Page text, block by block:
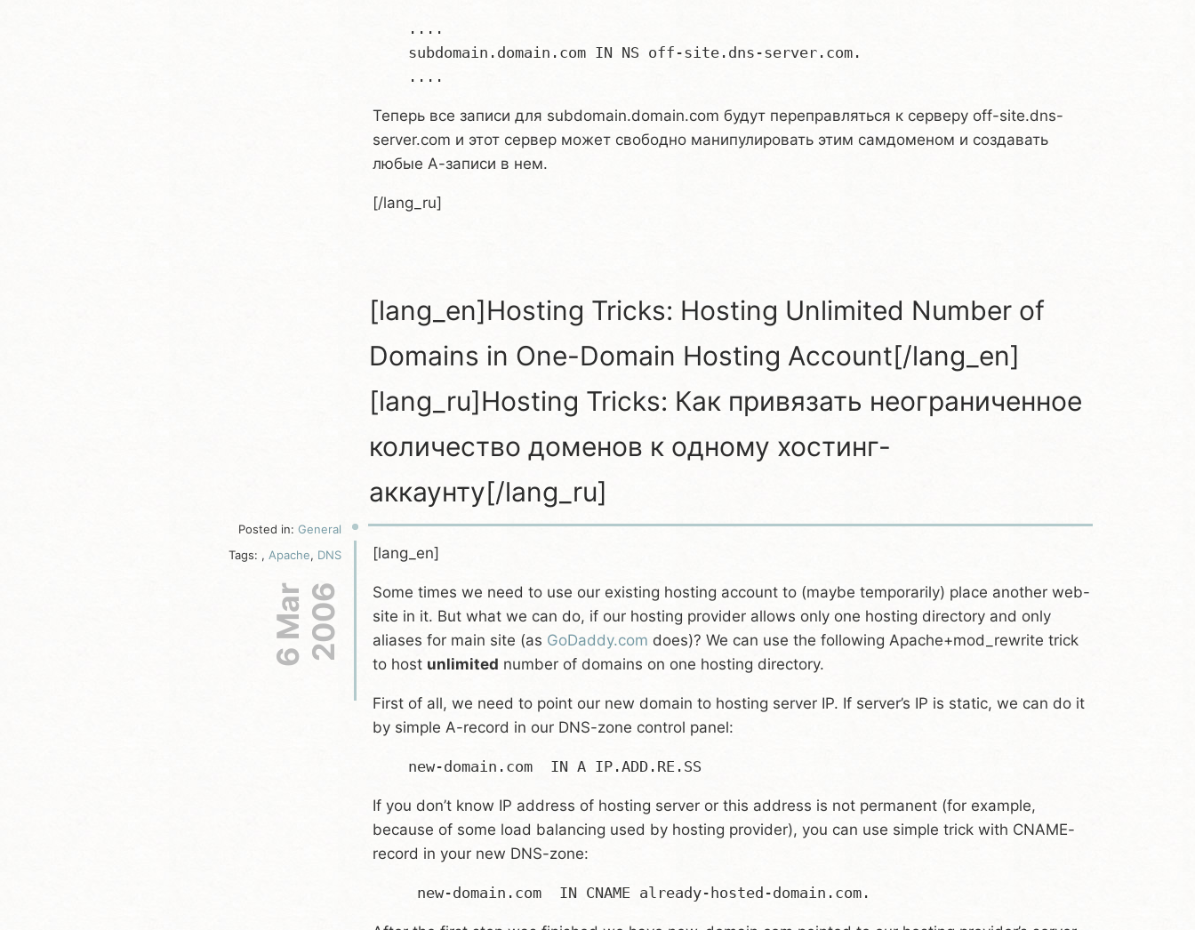
    ....
    subdomain.domain.com IN NS off-site.dns-server.com.
Теперь все записи для subdomain.domain.com будут переправляться к серверу off-site.dns-
server.com и этот сервер может свободно манипулировать этим самдоменом и создавать
любые А-записи в нем.
[/lang_ru]
[lang_en]Hosting Tricks: Hosting Unlimited Number of
Domains in One-Domain Hosting Account[/lang_en]
[lang_ru]Hosting Tricks: Как привязать неограниченное
количество доменов к одному хостинг-
аккаунту[/lang_ru]
Posted in: General
Tags: , Apache, DNS
6 Mar2006
[lang_en]
Some times we need to use our existing hosting account to (maybe temporarily) place another web-
site in it. But what we can do, if our hosting provider allows only one hosting directory and only
aliases for main site (as GoDaddy.com does)? We can use the following Apache+mod_rewrite trick
to host unlimited number of domains on one hosting directory.
First of all, we need to point our new domain to hosting server IP. If server’s IP is static, we can do it
by simple A-record in our DNS-zone control panel:
If you don’t know IP address of hosting server or this address is not permanent (for example,
because of some load balancing used by hosting provider), you can use simple trick with CNAME-
record in your new DNS-zone: